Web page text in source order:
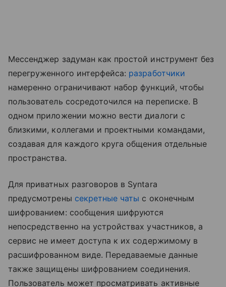
Мессенджер задуман как простой инструмент без
перегруженного интерфейса: разработчики
намеренно ограничивают набор функций, чтобы
пользователь сосредоточился на переписке. В
одном приложении можно вести диалоги с
близкими, коллегами и проектными командами,
создавая для каждого круга общения отдельные
пространства.
Для приватных разговоров в Syntara
предусмотрены секретные чаты с оконечным
шифрованием: сообщения шифруются
непосредственно на устройствах участников, а
сервис не имеет доступа к их содержимому в
расшифрованном виде. Передаваемые данные
также защищены шифрованием соединения.
Пользователь может просматривать активные